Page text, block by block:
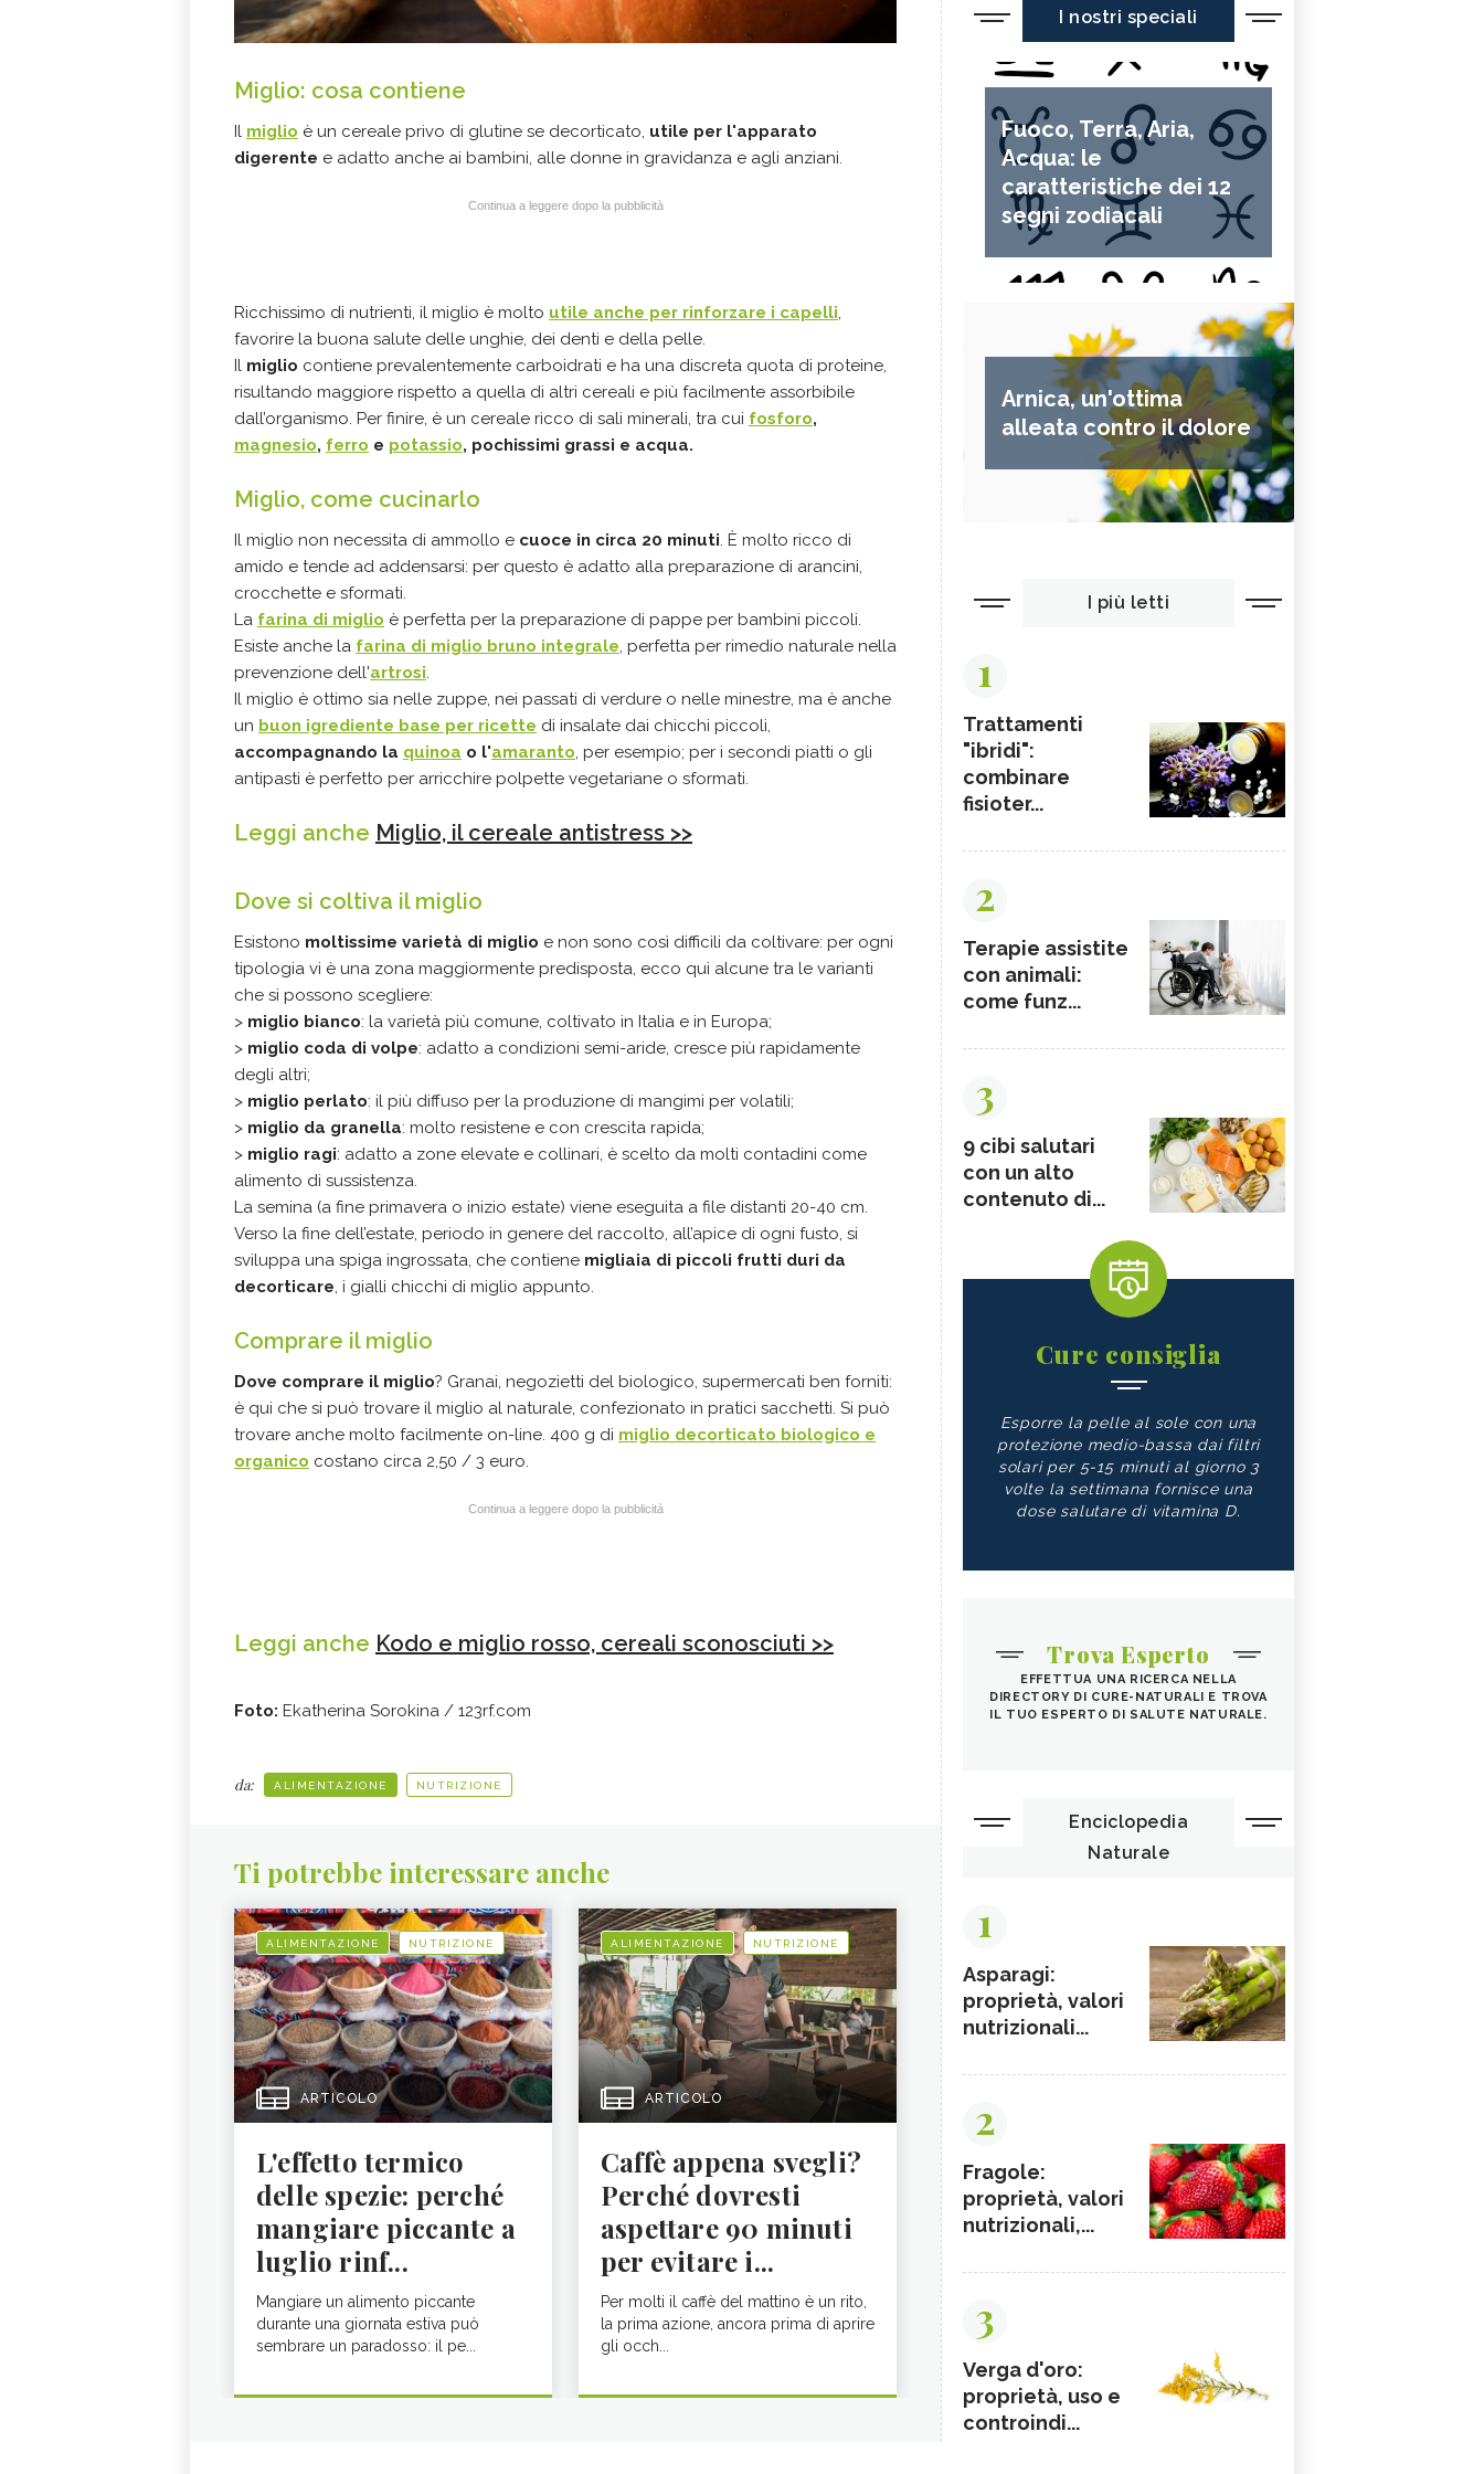
Miglio: cosa contiene
Il miglio è un cereale privo di glutine se decorticato, utile per l'apparato
digerente e adatto anche ai bambini, alle donne in gravidanza e agli anziani.
Continua a leggere dopo la pubblicità
Ricchissimo di nutrienti, il miglio è molto utile anche per rinforzare i capelli,
favorire la buona salute delle unghie, dei denti e della pelle.
Il miglio contiene prevalentemente carboidrati e ha una discreta quota di proteine,
risultando maggiore rispetto a quella di altri cereali e più facilmente assorbibile
dall’organismo. Per finire, è un cereale ricco di sali minerali, tra cui fosforo,
magnesio, ferro e potassio, pochissimi grassi e acqua.
Miglio, come cucinarlo
Il miglio non necessita di ammollo e cuoce in circa 20 minuti. È molto ricco di
amido e tende ad addensarsi: per questo è adatto alla preparazione di arancini,
crocchette e sformati.
La farina di miglio è perfetta per la preparazione di pappe per bambini piccoli.
Esiste anche la farina di miglio bruno integrale, perfetta per rimedio naturale nella
prevenzione dell'artrosi.
Il miglio è ottimo sia nelle zuppe, nei passati di verdure o nelle minestre, ma è anche
un buon igrediente base per ricette di insalate dai chicchi piccoli,
accompagnando la quinoa o l'amaranto, per esempio; per i secondi piatti o gli
antipasti è perfetto per arricchire polpette vegetariane o sformati.
Leggi anche Miglio, il cereale antistress >>
Dove si coltiva il miglio
Esistono moltissime varietà di miglio e non sono così difficili da coltivare: per ogni
tipologia vi è una zona maggiormente predisposta, ecco qui alcune tra le varianti
che si possono scegliere:
> miglio bianco: la varietà più comune, coltivato in Italia e in Europa;
> miglio coda di volpe: adatto a condizioni semi-aride, cresce più rapidamente
degli altri;
> miglio perlato: il più diffuso per la produzione di mangimi per volatili;
> miglio da granella: molto resistene e con crescita rapida;
> miglio ragi: adatto a zone elevate e collinari, è scelto da molti contadini come
alimento di sussistenza.
La semina (a fine primavera o inizio estate) viene eseguita a file distanti 20-40 cm.
Verso la fine dell’estate, periodo in genere del raccolto, all’apice di ogni fusto, si
sviluppa una spiga ingrossata, che contiene migliaia di piccoli frutti duri da
decorticare, i gialli chicchi di miglio appunto.
Comprare il miglio
Dove comprare il miglio? Granai, negozietti del biologico, supermercati ben forniti:
è qui che si può trovare il miglio al naturale, confezionato in pratici sacchetti. Si può
trovare anche molto facilmente on-line. 400 g di miglio decorticato biologico e
organico costano circa 2,50 / 3 euro.
Continua a leggere dopo la pubblicità
Leggi anche Kodo e miglio rosso, cereali sconosciuti >>
Foto: Ekatherina Sorokina / 123rf.com
da: ALIMENTAZIONE NUTRIZIONE
Ti potrebbe interessare anche
ALIMENTAZIONE NUTRIZIONE
ARTICOLO
L'effetto termico
delle spezie: perché
mangiare piccante a
luglio rinf...
Mangiare un alimento piccante
durante una giornata estiva può
sembrare un paradosso: il pe...
ALIMENTAZIONE NUTRIZIONE
ARTICOLO
Caffè appena svegli?
Perché dovresti
aspettare 90 minuti
per evitare i...
Per molti il caffè del mattino è un rito,
la prima azione, ancora prima di aprire
gli occh...
I nostri speciali
Fuoco, Terra, Aria,
Acqua: le
caratteristiche dei 12
segni zodiacali
Arnica, un'ottima
alleata contro il dolore
I più letti
1
Trattamenti
"ibridi":
combinare
fisioter...
2
Terapie assistite
con animali:
come funz...
3
9 cibi salutari
con un alto
contenuto di...
Cure consiglia
Esporre la pelle al sole con una
protezione medio-bassa dai filtri
solari per 5-15 minuti al giorno 3
volte la settimana fornisce una
dose salutare di vitamina D.
Trova Esperto
EFFETTUA UNA RICERCA NELLA
DIRECTORY DI CURE-NATURALI E TROVA
IL TUO ESPERTO DI SALUTE NATURALE.
Enciclopedia
Naturale
1
Asparagi:
proprietà, valori
nutrizionali...
2
Fragole:
proprietà, valori
nutrizionali,...
3
Verga d'oro:
proprietà, uso e
controindi...